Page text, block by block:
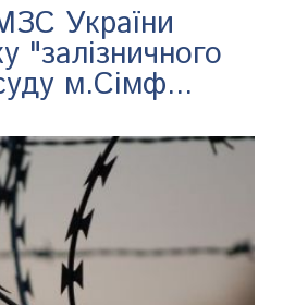
України
"залізничного
м.Сімф...